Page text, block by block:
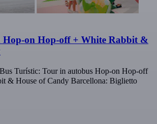
Hop-on Hop-off + White Rabbit &
Turístic: Tour in autobus Hop-on Hop-off
& House of Candy Barcellona: Biglietto